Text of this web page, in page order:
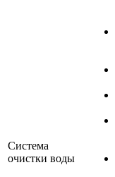
Система
очистки воды